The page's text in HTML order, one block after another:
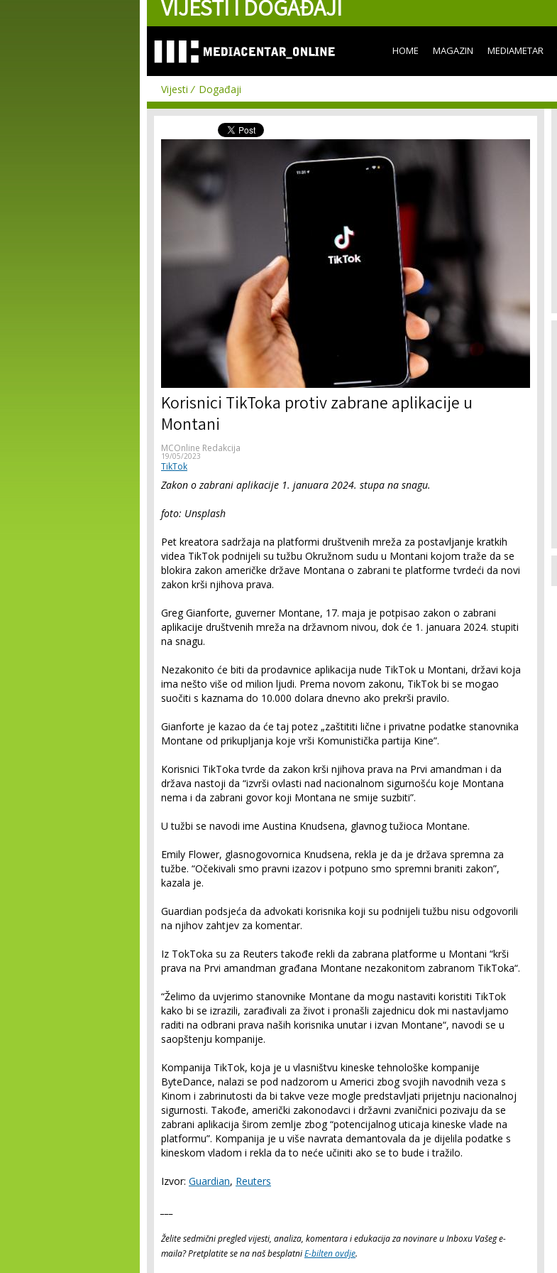
content
VIJESTI I DOGAĐAJI
HOME MAGAZIN MEDIAMETAR
Vijesti Događaji
Korisnici TikToka protiv zabrane aplikacije u
Montani
MCOnline Redakcija
19/05/2023
TikTok
Zakon o zabrani aplikacije 1. januara 2024. stupa na snagu.
foto: Unsplash
Pet kreatora sadržaja na platformi društvenih mreža za postavljanje kratkih
videa TikTok podnijeli su tužbu Okružnom sudu u Montani kojom traže da se
blokira zakon američke države Montana o zabrani te platforme tvrdeći da novi
zakon krši njihova prava.
Greg Gianforte, guverner Montane, 17. maja je potpisao zakon o zabrani
aplikacije društvenih mreža na državnom nivou, dok će 1. januara 2024. stupiti
na snagu.
Nezakonito će biti da prodavnice aplikacija nude TikTok u Montani, državi koja
ima nešto više od milion ljudi. Prema novom zakonu, TikTok bi se mogao
suočiti s kaznama do 10.000 dolara dnevno ako prekrši pravilo.
Gianforte je kazao da će taj potez „zaštititi lične i privatne podatke stanovnika
Montane od prikupljanja koje vrši Komunistička partija Kine”.
Korisnici TikToka tvrde da zakon krši njihova prava na Prvi amandman i da
država nastoji da “izvrši ovlasti nad nacionalnom sigurnošću koje Montana
nema i da zabrani govor koji Montana ne smije suzbiti”.
U tužbi se navodi ime Austina Knudsena, glavnog tužioca Montane.
Emily Flower, glasnogovornica Knudsena, rekla je da je država spremna za
tužbe. “Očekivali smo pravni izazov i potpuno smo spremni braniti zakon”,
kazala je.
Guardian podsjeća da advokati korisnika koji su podnijeli tužbu nisu odgovorili
na njihov zahtjev za komentar.
Iz TokToka su za Reuters takođe rekli da zabrana platforme u Montani “krši
prava na Prvi amandman građana Montane nezakonitom zabranom TikToka“.
“Želimo da uvjerimo stanovnike Montane da mogu nastaviti koristiti TikTok
kako bi se izrazili, zarađivali za život i pronašli zajednicu dok mi nastavljamo
raditi na odbrani prava naših korisnika unutar i izvan Montane“, navodi se u
saopštenju kompanije.
Kompanija TikTok, koja je u vlasništvu kineske tehnološke kompanije
ByteDance, nalazi se pod nadzorom u Americi zbog svojih navodnih veza s
Kinom i zabrinutosti da bi takve veze mogle predstavljati prijetnju nacionalnoj
sigurnosti. Takođe, američki zakonodavci i državni zvaničnici pozivaju da se
zabrani aplikacija širom zemlje zbog “potencijalnog uticaja kineske vlade na
platformu”. Kompanija je u više navrata demantovala da je dijelila podatke s
kineskom vladom i rekla da to neće učiniti ako se to bude i tražilo.
Izvor: Guardian, Reuters
Želite sedmični pregled vijesti, analiza, komentara i edukacija za novinare u Inboxu Vašeg e-
maila? Pretplatite se na naš besplatniE-bilten ovdje.